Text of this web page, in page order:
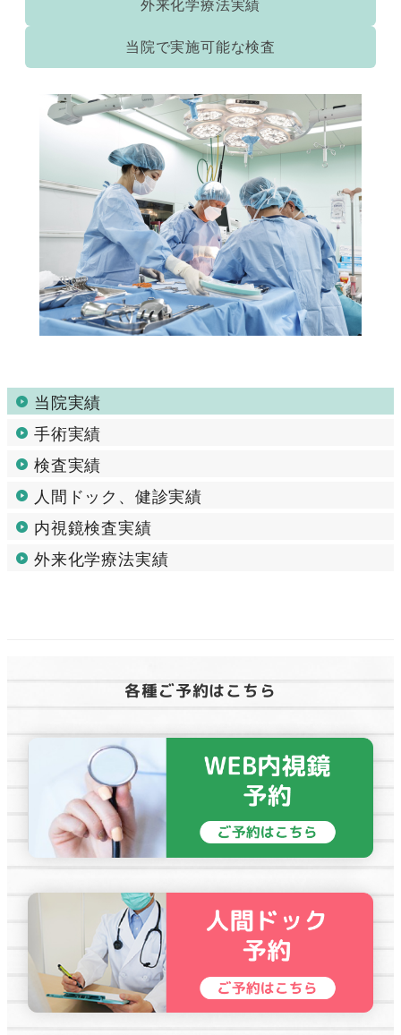
当院で実施可能な検査
当院実績
手術実績
検査実績
人間ドック、健診実績
内視鏡検査実績
外来化学療法実績
各種ご予約はこちら